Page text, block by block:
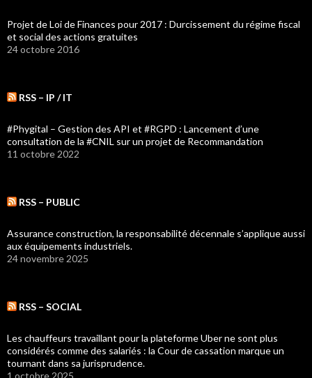
Projet de Loi de Finances pour 2017 : Durcissement du régime fiscal
et social des actions gratuites
24 octobre 2016
RSS – IP / IT
#Phygital – Gestion des API et #RGPD : Lancement d’une
consultation de la #CNIL sur un projet de Recommandation
11 octobre 2022
RSS – PUBLIC
Assurance construction, la responsabilité décennale s’applique aussi
aux équipements industriels.
24 novembre 2025
RSS – SOCIAL
Les chauffeurs travaillant pour la plateforme Uber ne sont plus
considérés comme des salariés : la Cour de cassation marque un
tournant dans sa jurisprudence.
1 octobre 2025